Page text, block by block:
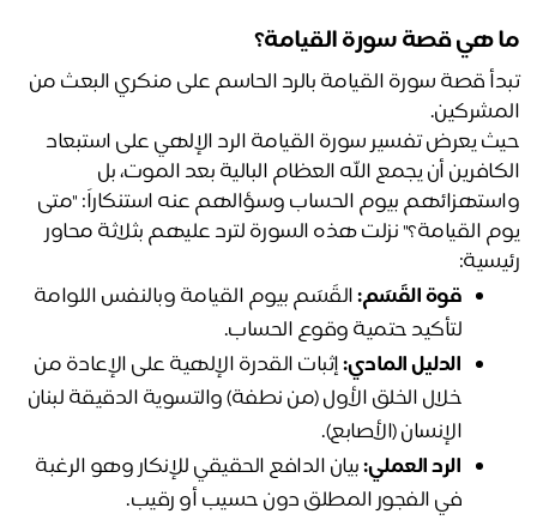
هي قصة سورة القيامة؟
حيث يعرض تفسير سورة القيامة الرد الإلهي على استبعاد
الكافرين أن يجمع الله العظام البالية بعد الموت، بل
واستهزائهم بيوم الحساب وسؤالهم عنه استنكاراً: "متى
يوم القيامة؟" نزلت هذه السورة لترد عليهم بثلاثة محاور
قوة القَسَم:
القَسَم بيوم القيامة وبالنفس اللوامة
لتأكيد حتمية وقوع الحساب.
الدليل المادي:
خلال الخلق الأول (من نطفة) والتسوية الدقيقة لبنان
الإنسان (الأصابع).
الرد العملي:
بيان الدافع الحقيقي للإنكار وهو الرغبة
في الفجور المطلق دون حسيب أو رقيب.